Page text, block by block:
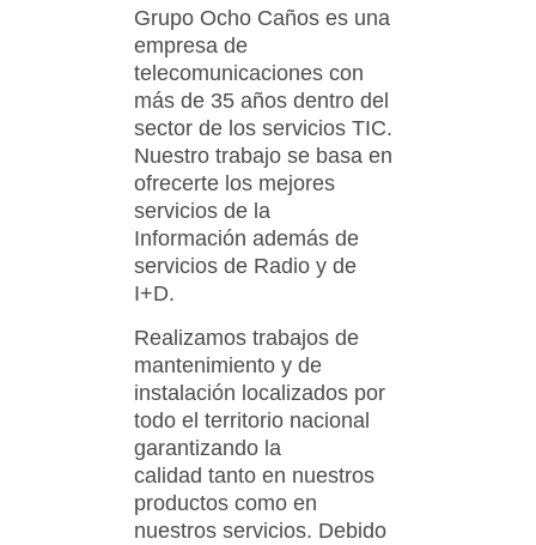
Grupo Ocho Caños es una
empresa de
telecomunicaciones con
más de 35 años dentro del
sector de los servicios TIC.
Nuestro trabajo se basa en
ofrecerte los mejores
servicios de la
Información además de
servicios de Radio y de
I+D.
Realizamos trabajos de
mantenimiento y de
instalación localizados por
todo el territorio nacional
garantizando la
calidad tanto en nuestros
productos como en
nuestros servicios. Debido